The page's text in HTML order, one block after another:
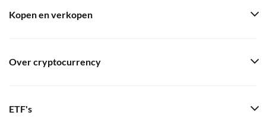
Kopen en verkopen
Over cryptocurrency
ETF's